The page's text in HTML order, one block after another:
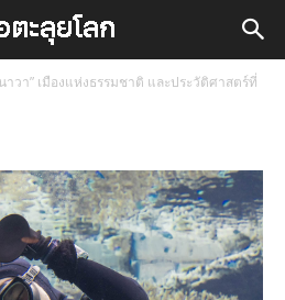
าวา” เมืองแห่งธรรมชาติ และประวัติศาสตร์ที่